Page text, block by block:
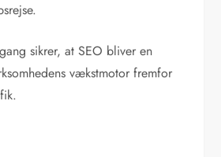
sikrer, at SEO bliver en
vækstmotor fremfor